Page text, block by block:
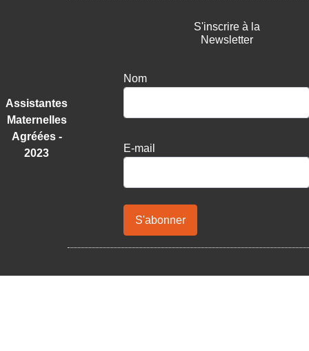
Assistantes
Maternelles
Agréées -
2023
S'inscrire à la
Newsletter
Nom
E-mail
S'abonner